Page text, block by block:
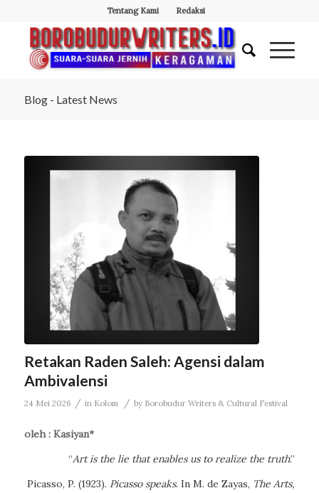
Tentang Kami Redaksi
Blog - Latest News
Retakan Raden Saleh: Agensi dalam
Ambivalensi
24 Mei 2026 / in Kolom / by Borobudur Writers & Cultural Festival
oleh : Kasiyan*
“Art is the lie that enables us to realize the truth.”
Picasso, P. (1923). Picasso speaks. In M. de Zayas, The Arts,